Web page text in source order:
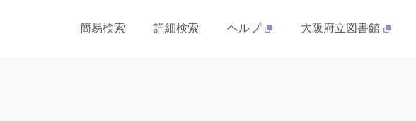
簡易検索 詳細検索 ヘルプ 大阪府立図書館